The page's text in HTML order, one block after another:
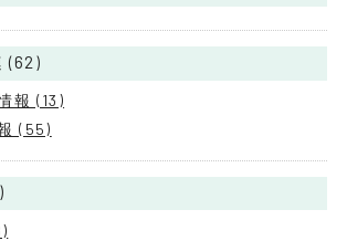
(62)
報 (13)
(55)